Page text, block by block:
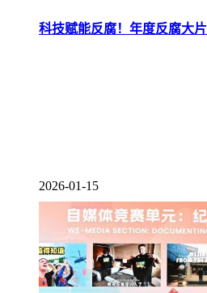
科技赋能反腐！年度反腐大
2026-01-15